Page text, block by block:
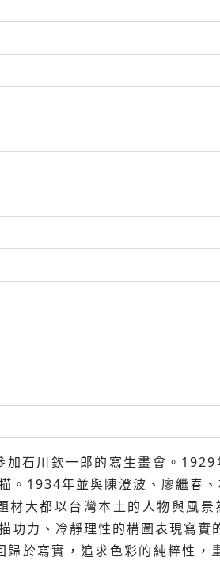
石川欽一郎的寫生畫會。1929
。1934年並與陳澄波、廖繼春
大都以台灣本土的人物與風景
功力、冷靜理性的構圖表現寫
於寫實，追求色彩的純粹性，